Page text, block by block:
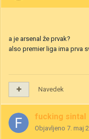
a je arsenal že prvak?
also premier liga ima prva
Navedek
fucking sintal
Objavljeno 7. maj